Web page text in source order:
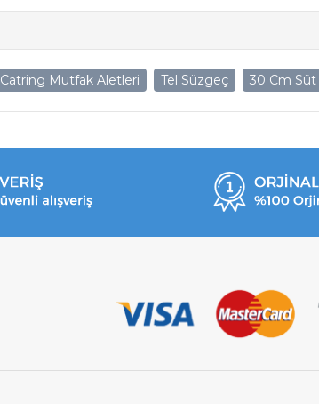
Catring Mutfak Aletleri Tel Süzgeç 30 Cm